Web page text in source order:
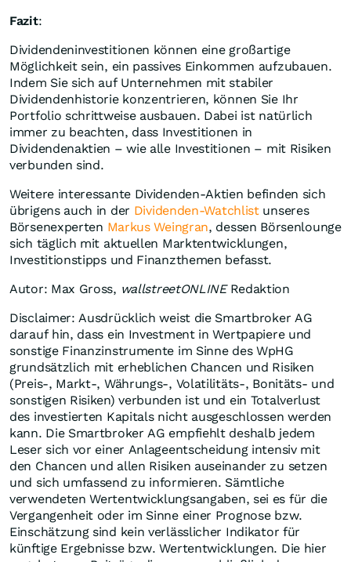
Fazit:
Dividendeninvestitionen können eine großartige
Möglichkeit sein, ein passives Einkommen aufzubauen.
Indem Sie sich auf Unternehmen mit stabiler
Dividendenhistorie konzentrieren, können Sie Ihr
Portfolio schrittweise ausbauen. Dabei ist natürlich
immer zu beachten, dass Investitionen in
Dividendenaktien – wie alle Investitionen – mit Risiken
verbunden sind.
Weitere interessante Dividenden-Aktien befinden sich
übrigens auch in der Dividenden-Watchlistunseres
Börsenexperten Markus Weingran, dessen Börsenlounge
sich täglich mit aktuellen Marktentwicklungen,
Investitionstipps und Finanzthemen befasst.
Autor: Max Gross, wallstreetONLINERedaktion
Disclaimer: Ausdrücklich weist die Smartbroker AG
darauf hin, dass ein Investment in Wertpapiere und
sonstige Finanzinstrumente im Sinne des WpHG
grundsätzlich mit erheblichen Chancen und Risiken
(Preis-, Markt-, Währungs-, Volatilitäts-, Bonitäts- und
sonstigen Risiken) verbunden ist und ein Totalverlust
des investierten Kapitals nicht ausgeschlossen werden
kann. Die Smartbroker AG empfiehlt deshalb jedem
Leser sich vor einer Anlageentscheidung intensiv mit
den Chancen und allen Risiken auseinander zu setzen
und sich umfassend zu informieren. Sämtliche
verwendeten Wertentwicklungsangaben, sei es für die
Vergangenheit oder im Sinne einer Prognose bzw.
Einschätzung sind kein verlässlicher Indikator für
künftige Ergebnisse bzw. Wertentwicklungen. Die hier